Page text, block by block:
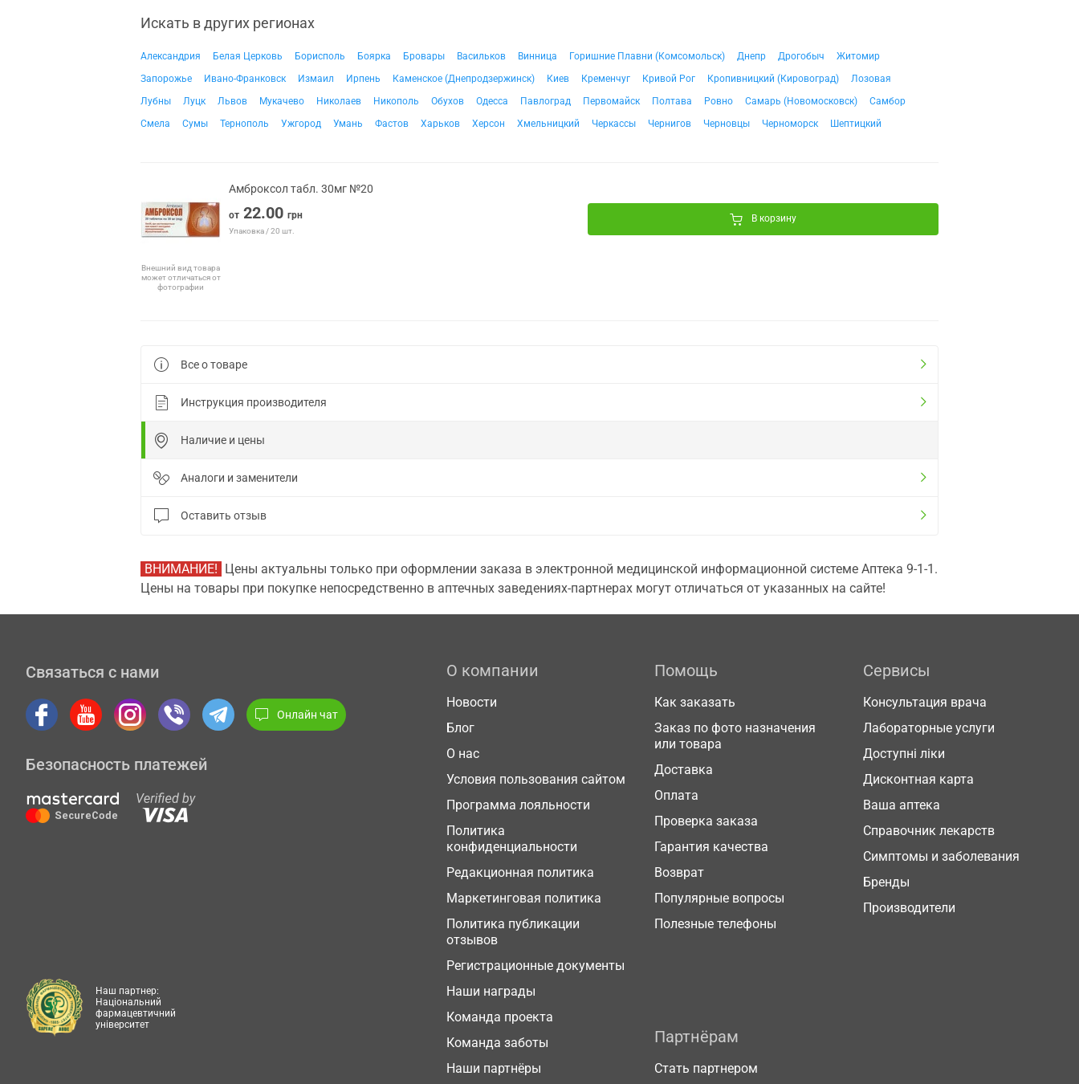
Искать в других регионах
Александрия Белая Церковь Борисполь Боярка Бровары Васильков Винница Горишние Плавни (Комсомольск) Днепр Дрогобыч
Житомир
Запорожье
Ивано-Франковск Измаил Ирпень Каменское (Днепродзержинск) Киев Кременчуг Кривой Рог Кропивницкий (Кировоград)
Лозовая
Лубны
Луцк Львов Мукачево Николаев Никополь Обухов Одесса Павлоград Первомайск Полтава Ровно Самарь (Новомосковск)
Самбор
Смела
Сумы Тернополь Ужгород Умань Фастов Харьков Херсон Хмельницкий Черкассы Чернигов Черновцы Черноморск Шептицкий
Внешний вид товара
может отличаться от
фотографии
Амброксол табл. 30мг №20
от 22.00 грн
Упаковка / 20 шт.
В корзину
Все о товаре
Инструкция производителя
Наличие и цены
Аналоги и заменители
Оставить отзыв
ВНИМАНИЕ! Цены актуальны только при оформлении заказа в электронной медицинской информационной системе Аптека 9-1-1.
Цены на товары при покупке непосредственно в аптечных заведениях-партнерах могут отличаться от указанных на сайте!
Связаться с нами
Онлайн чат
Безопасность платежей
О компании
Новости
Блог
О нас
Условия пользования сайтом
Программа лояльности
Политика
конфиденциальности
Редакционная политика
Маркетинговая политика
Политика публикации
отзывов
Регистрационные документы
Наши награды
Команда проекта
Команда заботы
Наши партнёры
Помощь
Как заказать
Заказ по фото назначения
или товара
Доставка
Оплата
Проверка заказа
Гарантия качества
Возврат
Популярные вопросы
Полезные телефоны
Сервисы
Консультация врача
Лабораторные услуги
Доступні ліки
Дисконтная карта
Ваша аптека
Справочник лекарств
Симптомы и заболевания
Бренды
Производители
Партнёрам
Стать партнером
Наш партнер:
Національний
фармацевтичний
університет